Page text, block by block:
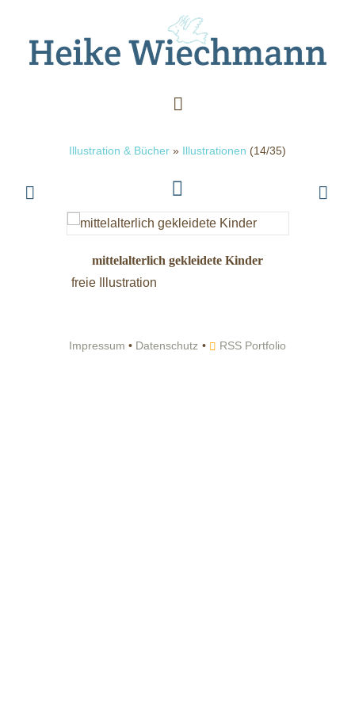
Illustration & Bücher » Illustrationen (14/35)
mittelalterlich gekleidete Kinder
freie Illustration
Impressum • Datenschutz RSS Portfolio